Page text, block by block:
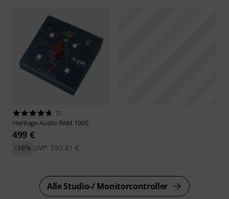
12
Heritage Audio RAM 1000
499 €
UVP: 593,81 €
-16%
Alle Studio-/ Monitorcontroller